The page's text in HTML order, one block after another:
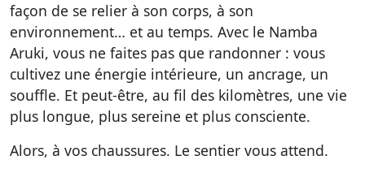
façon de se relier à son corps, à son
environnement… et au temps. Avec le Namba
Aruki, vous ne faites pas que randonner : vous
cultivez une énergie intérieure, un ancrage, un
souffle. Et peut-être, au fil des kilomètres, une vie
plus longue, plus sereine et plus consciente.
Alors, à vos chaussures. Le sentier vous attend.